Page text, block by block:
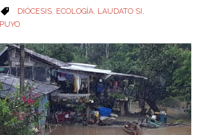
 CATEGORY
DIÓCESIS, ECOLOGÍA, LAUDATO SI ,
PUYO